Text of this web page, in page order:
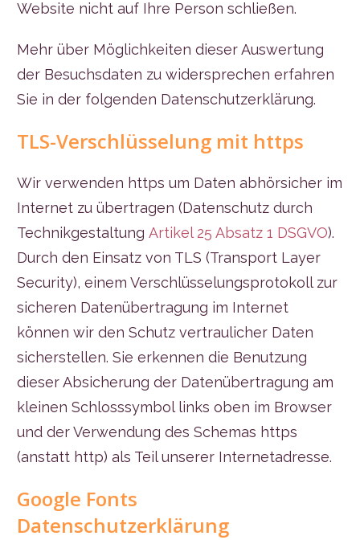
Website nicht auf Ihre Person schließen.
Mehr über Möglichkeiten dieser Auswertung
der Besuchsdaten zu widersprechen erfahren
Sie in der folgenden Datenschutzerklärung.
TLS-Verschlüsselung mit https
Wir verwenden https um Daten abhörsicher im
Internet zu übertragen (Datenschutz durch
Technikgestaltung Artikel 25 Absatz 1 DSGVO).
Durch den Einsatz von TLS (Transport Layer
Security), einem Verschlüsselungsprotokoll zur
sicheren Datenübertragung im Internet
können wir den Schutz vertraulicher Daten
sicherstellen. Sie erkennen die Benutzung
dieser Absicherung der Datenübertragung am
kleinen Schlosssymbol links oben im Browser
und der Verwendung des Schemas https
(anstatt http) als Teil unserer Internetadresse.
Google Fonts
Datenschutzerklärung